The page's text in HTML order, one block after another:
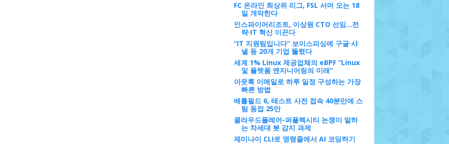
FC 온라인 최상위 리그, FSL 서머 오는 18
일 개막한다
인스파이어리조트, 이상원 CTO 선임…전
략·IT 혁신 이끈다
“IT 지원팀입니다” 보이스피싱에 구글·샤
넬 등 20개 기업 뚫렸다
세계 1% Linux 제공업체의 eBPF “Linux
및 플랫폼 엔지니어링의 미래”
아웃룩 이메일로 하루 일정 구성하는 가장
빠른 방법
배틀필드 6, 테스트 사전 접속 40분만에 스
팀 동접 25만
클라우드플레어-퍼플렉시티 논쟁이 말하
는 차세대 봇 감지 과제
제미나이 CLI로 명령줄에서 AI 코딩하기